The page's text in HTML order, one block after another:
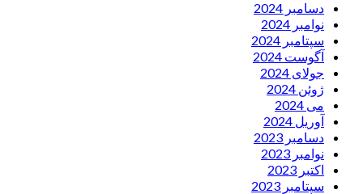
دسامبر 2024
نوامبر 2024
سپتامبر 2024
آگوست 2024
جولای 2024
ژوئن 2024
می 2024
آوریل 2024
دسامبر 2023
نوامبر 2023
اکتبر 2023
سپتامبر 2023